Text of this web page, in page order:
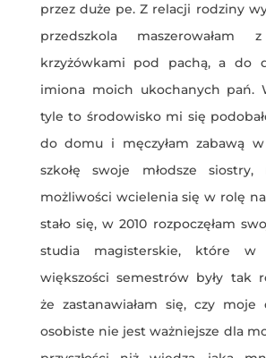
przez duże pe. Z relacji rodziny
przedszkola
krzyżówkami pod pachą, a do
imiona moich ukochanych pań.
tyle to środowisko mi się
do domu i męczyłam zabawą
szkołę swoje młodsze
możliwości wcielenia się w rolę
stało się, w 2010 rozpoczęłam
studia magisterskie, które w
większości semestrów były tak
że zastanawiałam się, czy moje
osobiste nie jest ważniejsze dla